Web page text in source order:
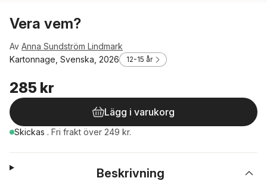
Vera vem?
Av Anna Sundström Lindmark
Kartonnage, Svenska, 2026
12-15 år
285 kr
Lägg i varukorg
Skickas . Fri frakt över 249 kr.
Beskrivning